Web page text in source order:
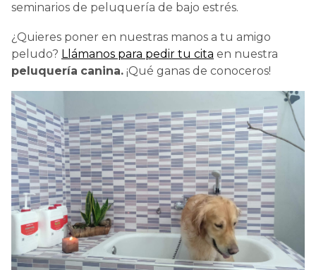
seminarios de peluquería de bajo estrés.
¿Quieres poner en nuestras manos a tu amigo
peludo? Llámanos para pedir tu cita en nuestra
peluquería canina. ¡Qué ganas de conoceros!